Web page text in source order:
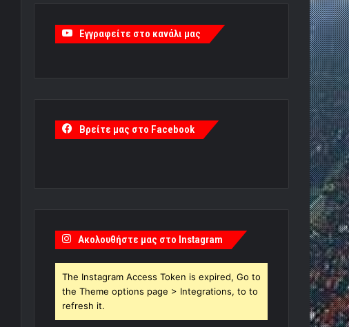
Εγγραφείτε στο κανάλι μας
Βρείτε μας στο Facebook
Ακολουθήστε μας στο Instagram
The Instagram Access Token is expired, Go to
the Theme options page > Integrations, to to
refresh it.